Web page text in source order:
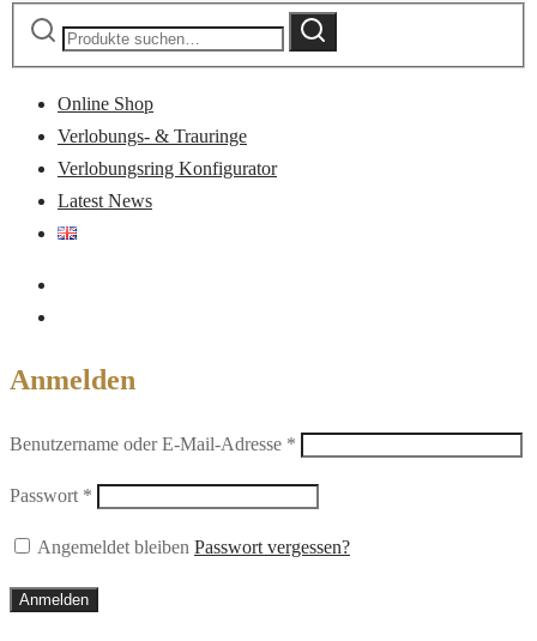
Suche
Suche
Online Shop
Verlobungs- & Trauringe
Verlobungsring Konfigurator
Latest News
Anmelden
Benutzername oder E-Mail-Adresse *
Passwort *
Angemeldet bleiben Passwort vergessen?
Anmelden